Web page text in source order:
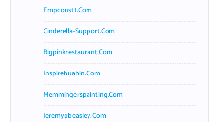
Empconst1.com
Cinderella-Support.com
Bigpinkrestaurant.com
Inspirehuahin.com
Memmingerspainting.com
Jeremypbeasley.com